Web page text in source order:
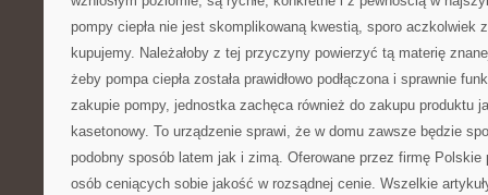
pompy ciepła nie jest skomplikowaną kwestią, sporo aczkolwiek
kupujemy. Należałoby z tej przyczyny powierzyć tą materię
żeby pompa ciepła została prawidłowo podłączona i sprawnie
zakupie pompy, jednostka zachęca również do zakupu produktu
kasetonowy. To urządzenie sprawi, że w domu zawsze będzie
podobny sposób latem jak i zimą. Oferowane przez firmę Polskie
osób ceniących sobie jakość w rozsądnej cenie. Wszelkie